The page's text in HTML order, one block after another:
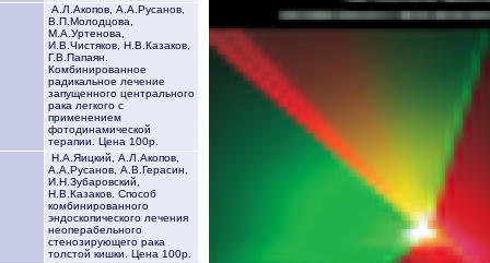
А.Л.Акопов, А.А.Русанов,
В.П.Молодцова,
М.А.Уртенова,
И.В.Чистяков, Н.В.Казаков,
Г.В.Папаян.
Комбинированное
радикальное лечение
запущенного центрального
рака легкого с
применением
фотодинамической
терапии. Цена 100р.
Н.А.Яицкий, А.Л.Акопов,
А.А.Русанов, А.В.Герасин,
И.Н.Зубаровский,
Н.В.Казаков. Способ
комбинированного
эндоскопического лечения
неоперабельного
стенозирующего рака
толстой кишки. Цена 100р.